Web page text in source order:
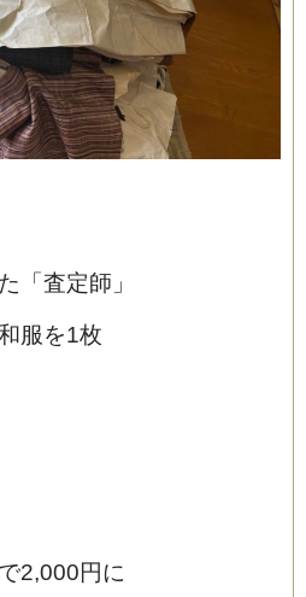
「査定師」
服を1枚
2,000円に